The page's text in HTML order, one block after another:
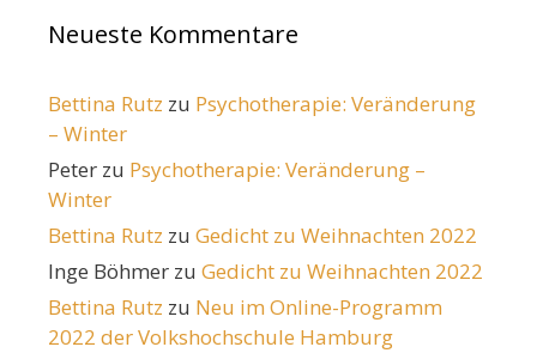
Neueste Kommentare
Bettina Rutz zu Psychotherapie: Veränderung
– Winter
Peter zu Psychotherapie: Veränderung –
Winter
Bettina Rutz zu Gedicht zu Weihnachten 2022
Inge Böhmer zu Gedicht zu Weihnachten 2022
Bettina Rutz zu Neu im Online-Programm
2022 der Volkshochschule Hamburg